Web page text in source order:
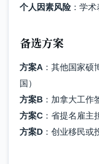
个人因素风险：学术
备选方案
方案A ：其他国家
国）
方案B ：加拿大工作
方案C ：省提名雇主
方案D ：创业移民或